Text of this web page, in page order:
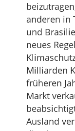
anderen in
und
neues
Milliarden
früheren
Markt
Ausland